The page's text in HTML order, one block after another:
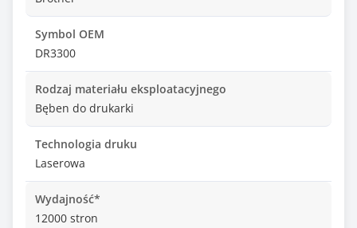
Symbol OEM
DR3300
Rodzaj materiału eksploatacyjnego
Bęben do drukarki
Technologia druku
Laserowa
Wydajność*
12000 stron